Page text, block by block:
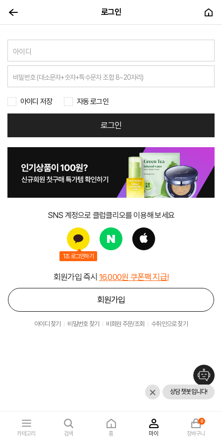
로그인
아이디 저장 자동 로그인
로그인
SNS 계정으로 클럽클리오를 이용해 보세요
1초 로그인하기
회원가입 즉시 16,000원 쿠폰팩 지급!
회원가입
아이디 찾기 비밀번호 찾기 비회원 주문/조회 수취인으로 찾기
카테고리 검색 홈 마이 장바구니
0
상담 챗봇입니다!